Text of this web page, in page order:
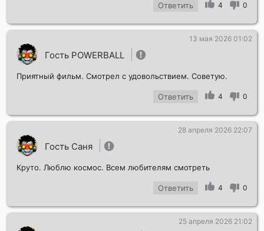
Ответить 4 0
Гость POWERBALL
13 мая 2026 01:02
Приятный фильм. Смотрел с удовольствием. Советую.
Ответить 4 0
Гость Саня
28 апреля 2026 22:07
Круто. Люблю космос. Всем любителям смотреть
Ответить 4 0
25 апреля 2026 21:02